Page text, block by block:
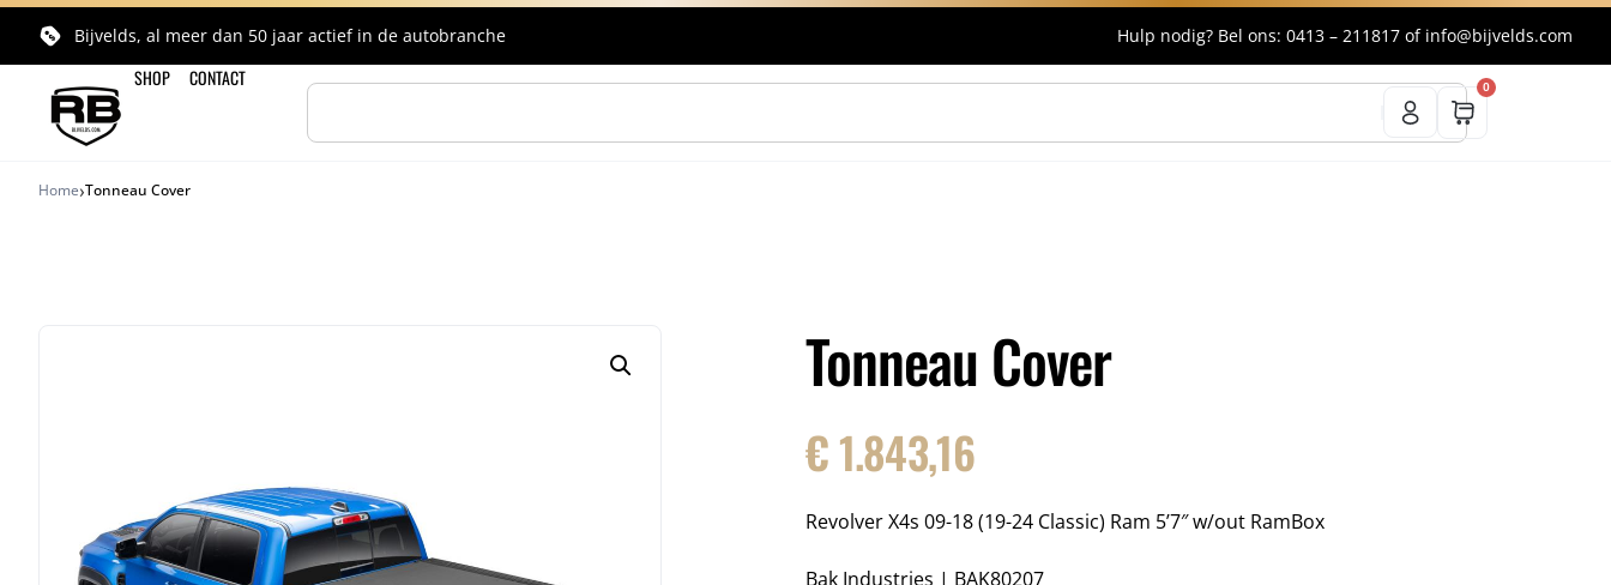
Bijvelds, al meer dan 50 jaar actief in de autobranche Hulp nodig? Bel ons: 0413 – 211817 of info@bijvelds.com
SHOP CONTACT 0
Home›Tonneau Cover
Tonneau Cover
€1.843,16
Revolver X4s 09-18 (19-24 Classic) Ram 5’7″ w/out RamBox
Bak Industries | BAK80207